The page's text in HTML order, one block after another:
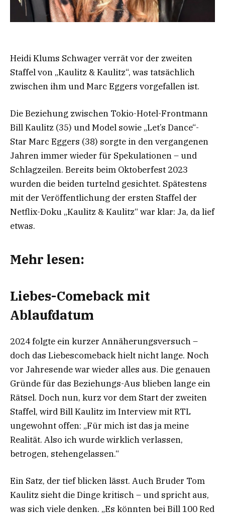
Heidi Klums Schwager verrät vor der zweiten
Staffel von „Kaulitz & Kaulitz“, was tatsächlich
zwischen ihm und Marc Eggers vorgefallen ist.
Die Beziehung zwischen Tokio-Hotel-Frontmann
Bill Kaulitz (35) und Model sowie „Let’s Dance“-
Star Marc Eggers (38) sorgte in den vergangenen
Jahren immer wieder für Spekulationen – und
Schlagzeilen. Bereits beim Oktoberfest 2023
wurden die beiden turtelnd gesichtet. Spätestens
mit der Veröffentlichung der ersten Staffel der
Netflix-Doku „Kaulitz & Kaulitz“ war klar: Ja, da lief
etwas.
Mehr lesen:
Liebes-Comeback mit
Ablaufdatum
2024 folgte ein kurzer Annäherungsversuch –
doch das Liebescomeback hielt nicht lange. Noch
vor Jahresende war wieder alles aus. Die genauen
Gründe für das Beziehungs-Aus blieben lange ein
Rätsel. Doch nun, kurz vor dem Start der zweiten
Staffel, wird Bill Kaulitz im Interview mit RTL
ungewohnt offen: „Für mich ist das ja meine
Realität. Also ich wurde wirklich verlassen,
betrogen, stehengelassen.“
Ein Satz, der tief blicken lässt. Auch Bruder Tom
Kaulitz sieht die Dinge kritisch – und spricht aus,
was sich viele denken. „Es könnten bei Bill 100 Red